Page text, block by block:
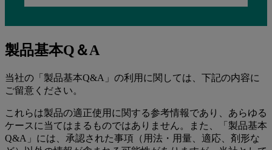
製品基本Q＆A
当社の「製品基本Q&A」の利用に関しては、下記の内容に
ご留意ください。
これらは製品の適正使用に関する参考情報であり、あらゆる
ケースに当てはまるものではありません。また、「製品基本
Q&A」には、承認された事項（用法・用量、適応、剤形な